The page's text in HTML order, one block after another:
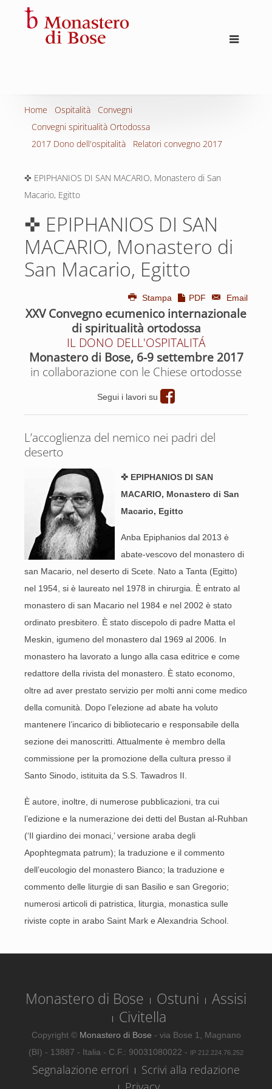
Home Ospitalità
Convegni
Convegni spiritualità Ortodossa
2017 Dono dell'ospitalità
Relatori convegno 2017
✜ EPIPHANIOS DI SAN MACARIO, Monastero di San
Macario, Egitto
✜ EPIPHANIOS DI SAN
MACARIO, Monastero di
San Macario, Egitto
Stampa PDF Email
XXV Convegno ecumenico internazionale
di spiritualità ortodossa
IL DONO DELL'OSPITALITÁ
Monastero di Bose, 6-9 settembre 2017
in collaborazione con le Chiese ortodosse
Segui i lavori su
L’accoglienza del nemico nei padri del
deserto
✜ EPIPHANIOS DI SAN
MACARIO, Monastero di San
Macario, Egitto
Anba Epiphanios dal 2013 è
abate-vescovo del monastero di
san Macario, nel deserto di Scete. Nato a Tanta (Egitto)
nel 1954, si è laureato nel 1978 in chirurgia. È entrato al
monastero di san Macario nel 1984 e nel 2002 è stato
ordinato presbitero. È stato discepolo di padre Matta el
Meskin, igumeno del monastero dal 1969 al 2006. In
monastero ha lavorato a lungo alla casa editrice e come
redattore della rivista del monastero. È stato economo,
oltre ad aver prestato servizio per molti anni come medico
della comunità. Dopo l’elezione ad abate ha voluto
mantenere l’incarico di bibliotecario e responsabile della
sezione dei manoscritti. Attualmente è membro della
commissione per la promozione della cultura presso il
Santo Sinodo, istituita da S.S. Tawadros II.
È autore, inoltre, di numerose pubblicazioni, tra cui
l’edizione e la numerazione dei detti del Bustan al-Ruhban
(‘Il giardino dei monaci,’ versione araba degli
Apophtegmata patrum); la traduzione e il commento
dell’eucologio del monastero Bianco; la traduzione e
commento delle liturgie di san Basilio e san Gregorio;
numerosi articoli di patristica, liturgia, monastica sulle
riviste copte in arabo Saint Mark e Alexandria School.
Monastero di Bose Ostuni
Assisi
Civitella
Copyright © Monastero di Bose - via Bose 1, Magnano
(BI) - 13887 - Italia - C.F.: 90031080022 -
IP 212.224.76.252
Segnalazione errori
Scrivi alla redazione